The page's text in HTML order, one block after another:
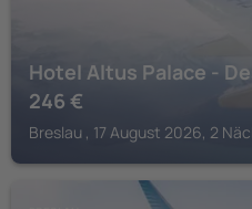
Hotel Altus Palace -
246 €
Breslau , 17 August 2026, 2